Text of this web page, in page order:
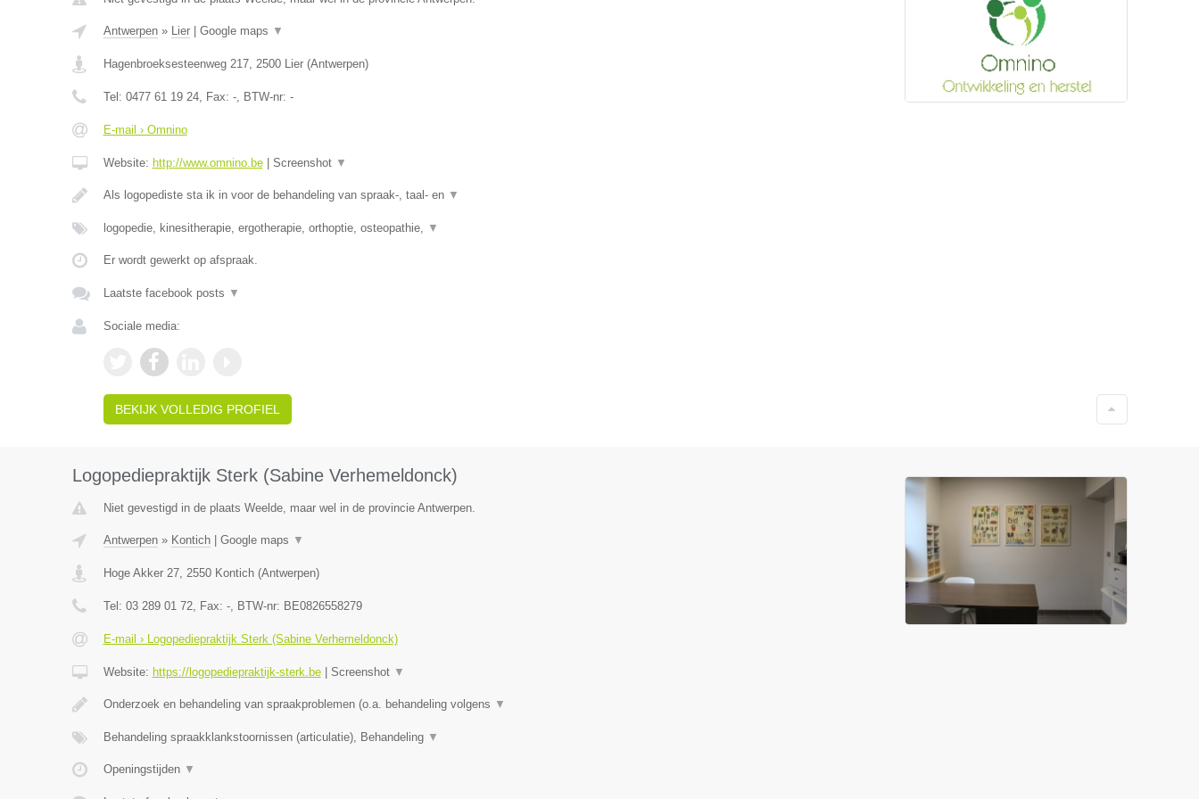
Antwerpen» Lier| Google maps ▼
Hagenbroeksesteenweg 217, 2500 Lier(Antwerpen)
Tel: 0477 61 19 24, Fax: -, BTW-nr: -
E-mail › Omnino
Website: http://www.omnino.be| Screenshot ▼
Als logopediste sta ik in voor de behandeling van spraak-, taal- en ▼
logopedie, kinesitherapie, ergotherapie, orthoptie, osteopathie, ▼
Er wordt gewerkt op afspraak.
Laatste facebook posts ▼
Sociale media:
BEKIJK VOLLEDIG PROFIEL
Logopediepraktijk Sterk (Sabine Verhemeldonck)
Niet gevestigd in de plaats Weelde, maar wel in de provincie Antwerpen.
Antwerpen» Kontich| Google maps ▼
Hoge Akker 27, 2550 Kontich(Antwerpen)
Tel: 03 289 01 72, Fax: -, BTW-nr: BE0826558279
E-mail › Logopediepraktijk Sterk (Sabine Verhemeldonck)
Website: https://logopediepraktijk-sterk.be| Screenshot ▼
Onderzoek en behandeling van spraakproblemen (o.a. behandeling volgens ▼
Behandeling spraakklankstoornissen (articulatie), Behandeling ▼
Openingstijden ▼